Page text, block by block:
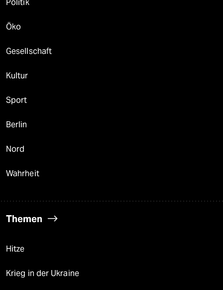
Politik
Öko
Gesellschaft
Kultur
Sport
Berlin
Nord
Wahrheit
Themen
Hitze
Krieg in der Ukraine